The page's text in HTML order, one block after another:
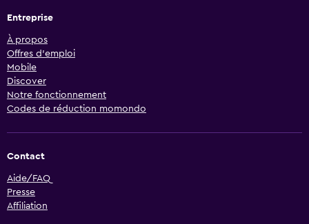
Entreprise
À propos
Offres d’emploi
Mobile
Discover
Notre fonctionnement
Codes de réduction momondo
Contact
Aide/FAQ
Presse
Affiliation